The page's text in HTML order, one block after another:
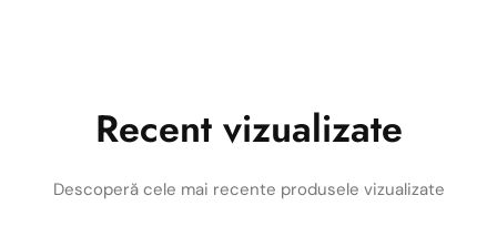
Recent vizualizate
Descoperă cele mai recente produsele vizualizate